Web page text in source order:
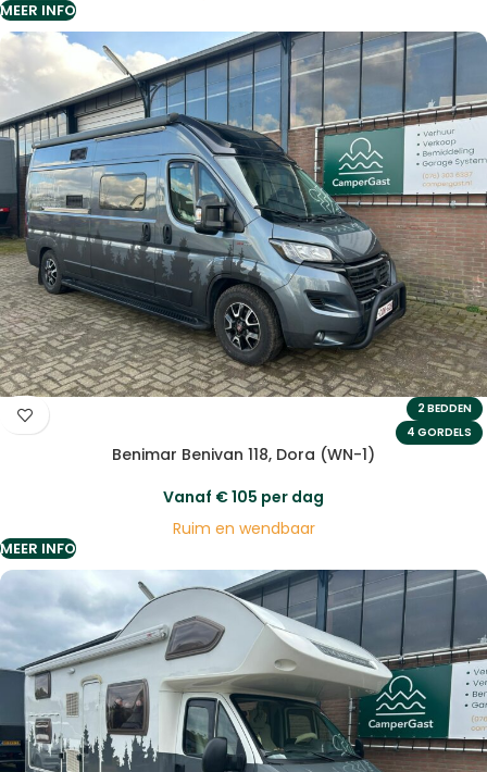
MEER INFO
2 BEDDEN
4 GORDELS
Benimar Benivan 118, Dora (WN-1)
Vanaf €105 per dag
Ruim en wendbaar
MEER INFO